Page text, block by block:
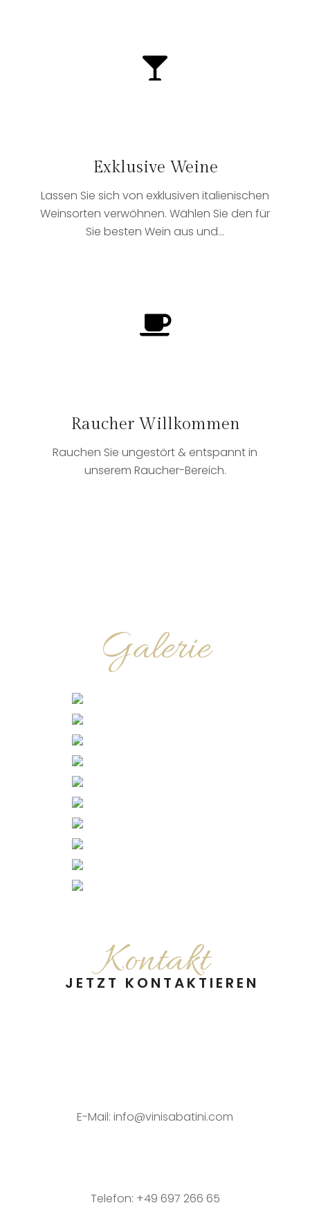
Exklusive Weine
Lassen Sie sich von exklusiven italienischen
Weinsorten verwöhnen. Wählen Sie den für
Sie besten Wein aus und...
Raucher Willkommen
Rauchen Sie ungestört & entspannt in
unserem Raucher-Bereich.
Galerie
Kontakt
JETZT KONTAKTIEREN
E-Mail: info@vinisabatini.com
Telefon: +49 697 266 65